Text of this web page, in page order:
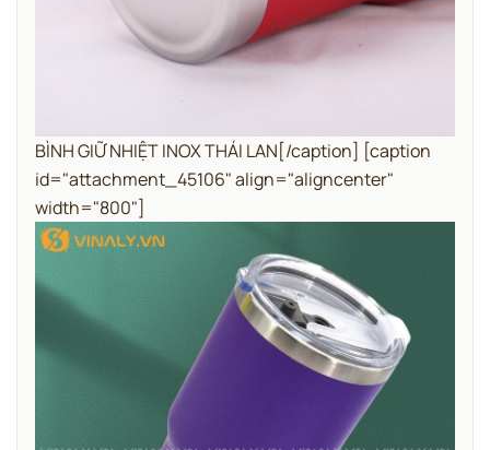
BÌNH GIỮ NHIỆT INOX THÁI LAN[/caption] [caption
id="attachment_45106" align="aligncenter"
width="800"]